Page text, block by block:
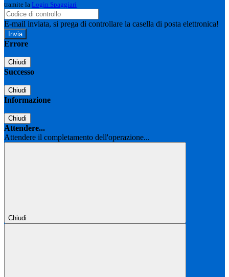
tramite la Login Spaggiari
E-mail inviata, si prega di controllare la casella di posta elettronica!
Errore
Chiudi
Successo
Chiudi
Informazione
Chiudi
Attendere...
Attendere il completamento dell'operazione...
Chiudi